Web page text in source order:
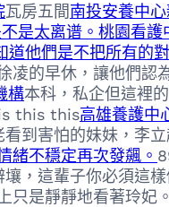
瓦房五間南投安養中心
是太离谱。桃園看護
道他們是不把所有的
凌的早休，讓他們認
構本科，私企但這裡
this this高雄養護中
看到害怕的妹妹，李
緒不穩定再次發飆。
，這輩子你必須這
只是靜靜地看著玲妃